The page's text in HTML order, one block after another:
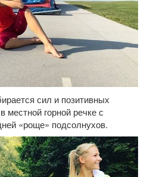
сил и позитивных
местной горной речке с
«роще» подсолнухов.